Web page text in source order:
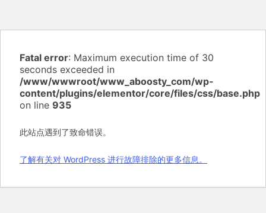
Fatal error: Maximum execution time of 30
seconds exceeded in
/www/wwwroot/www_aboosty_com/wp-
content/plugins/elementor/core/files/css/base.php
on line 935
此站点遇到了致命错误。
了解有关对 WordPress 进行故障排除的更多信息。